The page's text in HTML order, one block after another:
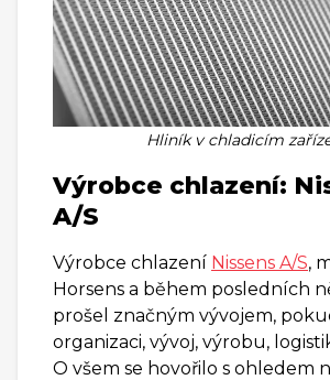
Hliník v chladicím
Výrobce chlazení:
A/S
Výrobce chlazení Nissens A/S,
Horsens a během posledních
prošel značným vývojem,
organizaci, vývoj, výrobu,
O všem se hovořilo s ohledem